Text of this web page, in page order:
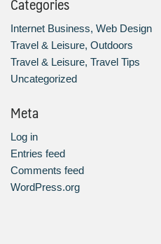
Internet Business, Web Design
Travel & Leisure, Outdoors
Travel & Leisure, Travel Tips
Uncategorized
Meta
Log in
Entries feed
Comments feed
WordPress.org